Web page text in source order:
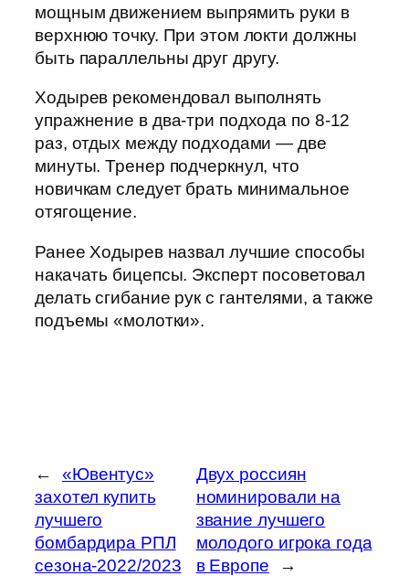
мощным движением выпрямить руки в
верхнюю точку. При этом локти должны
быть параллельны друг другу.
Ходырев рекомендовал выполнять
упражнение в два-три подхода по 8-12
раз, отдых между подходами — две
минуты. Тренер подчеркнул, что
новичкам следует брать минимальное
отягощение.
Ранее Ходырев назвал лучшие способы
накачать бицепсы. Эксперт посоветовал
делать сгибание рук с гантелями, а также
подъемы «молотки».
←
«Ювентус»
захотел купить
лучшего
бомбардира РПЛ
сезона-2022/2023
Двух россиян
номинировали на
звание лучшего
молодого игрока года
в Европе
→